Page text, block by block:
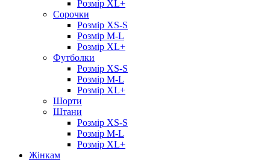
Розмір XL+
Сорочки
Розмір XS-S
Розмір M-L
Розмір XL+
Футболки
Розмір XS-S
Розмір M-L
Розмір XL+
Шорти
Штани
Розмір XS-S
Розмір M-L
Розмір XL+
Жінкам